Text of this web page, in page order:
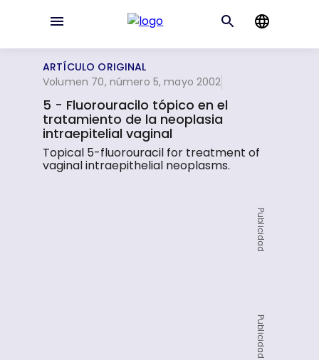
ARTÍCULO ORIGINAL
Volumen 70, número 5, mayo 2002
5 - Fluorouracilo tópico en el
tratamiento de la neoplasia
intraepitelial vaginal
Topical 5-fluorouracil for treatment of
vaginal intraepithelial neoplasms.
Publicidad
Publicidad